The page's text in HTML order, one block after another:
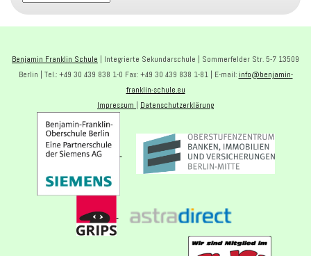
Benjamin Franklin Schule | Integrierte Sekundarschule | Sommerfelder Str. 5-7 13509
Berlin | Tel.: +49 30 439 838 1-0 Fax: +49 30 439 838 1-81 | E-mail: info@benjamin-
franklin-schule.eu
Impressum
Datenschutzerklärung